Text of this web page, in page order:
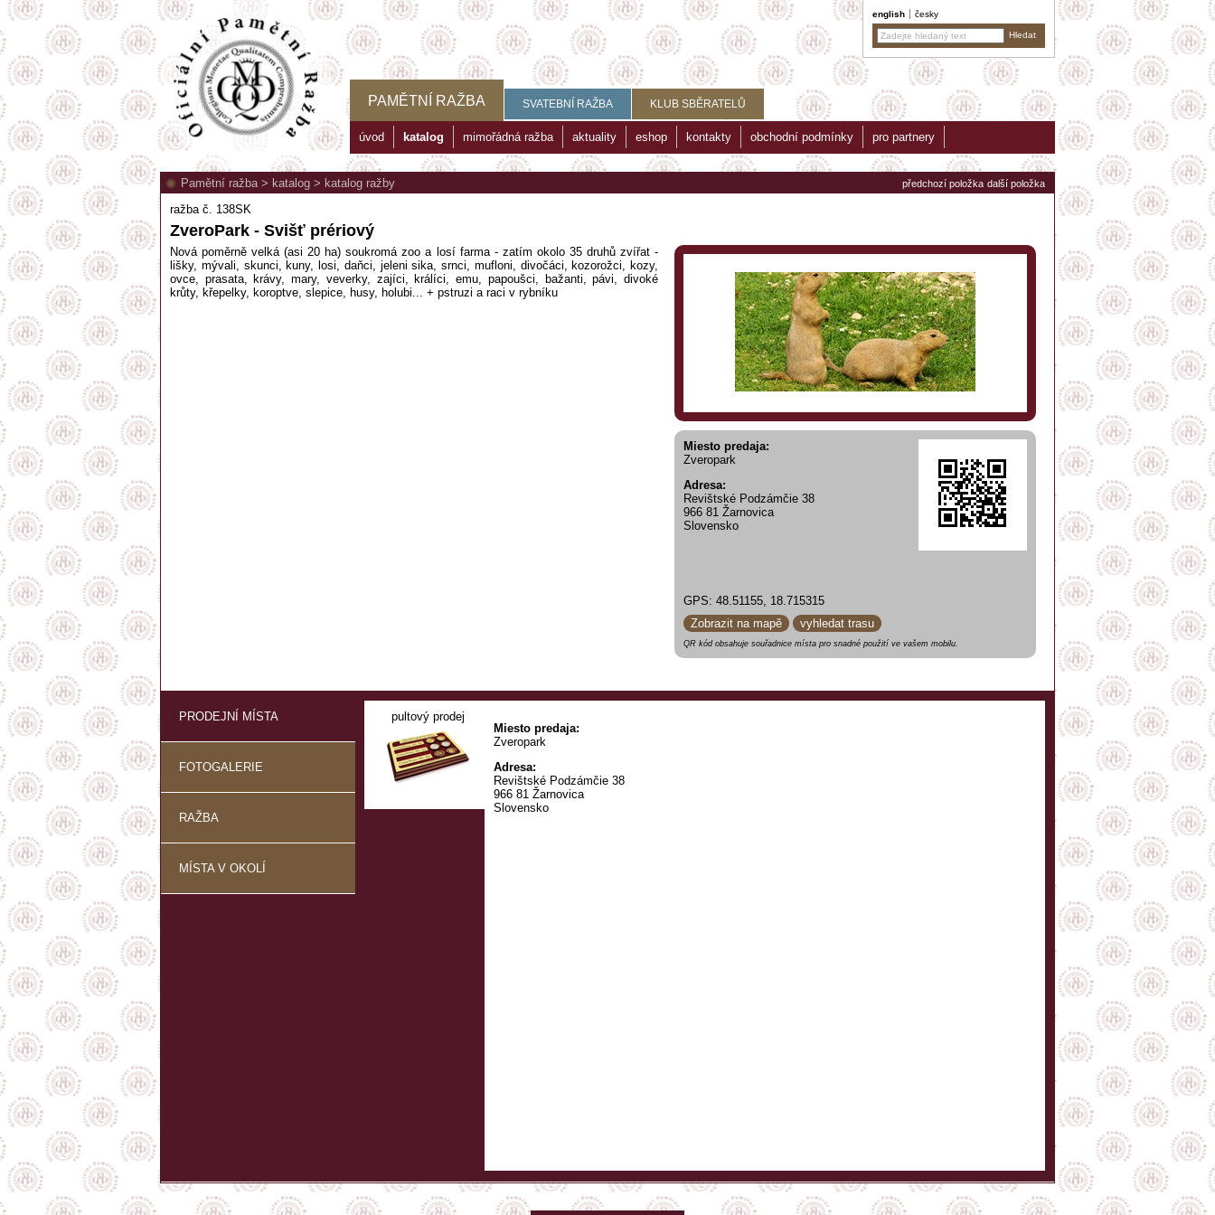
english česky
PAMĚTNÍ RAŽBA SVATEBNÍ RAŽBA KLUB SBĚRATELŮ
úvod katalog mimořádná ražba aktuality eshop kontakty obchodní podmínky pro partnery
předchozí položka další položka
Pamětní ražba> katalog > katalog ražby
ražba č. 138SK
ZveroPark - Svišť prériový
Miesto predaja:
Zveropark
Adresa:
Revištské Podzámčie 38
966 81 Žarnovica
Slovensko
GPS: 48.51155, 18.715315
Zobrazit na mapě
vyhledat trasu
QR kód obsahuje souřadnice místa pro snadné použití ve vašem mobilu.
Nová poměrně velká (asi 20 ha) soukromá zoo a losí farma - zatím okolo 35 druhů zvířat -
lišky, mývali, skunci, kuny, losi, daňci, jeleni sika, srnci, mufloni, divočáci, kozorožci, kozy,
ovce, prasata, krávy, mary, veverky, zajíci, králíci, emu, papoušci, bažanti, pávi, divoké
krůty, křepelky, koroptve, slepice, husy, holubi... + pstruzi a raci v rybníku
PRODEJNÍ MÍSTA
FOTOGALERIE
RAŽBA
MÍSTA V OKOLÍ
pultový prodej
Miesto predaja:
Zveropark
Adresa:
Revištské Podzámčie 38
966 81 Žarnovica
Slovensko